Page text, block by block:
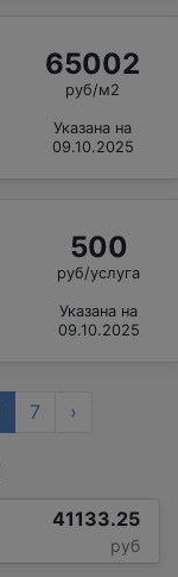
65002
руб/м2
Указана на
09.10.2025
500
руб/услуга
Указана на
09.10.2025
7 ›
41133.25
руб